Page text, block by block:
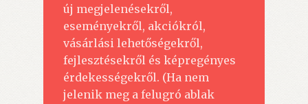
új megjelenésekről,
eseményekről, akciókról,
vásárlási lehetőségekről,
fejlesztésekről és képregényes
érdekességekről. (Ha nem
jelenik meg a felugró ablak